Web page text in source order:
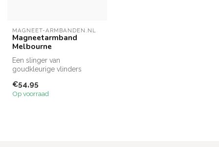
MAGNEET-ARMBANDEN.NL
Magneetarmband
Melbourne
Een slinger van
goudkleurige vlinders
Melbourne is een speelse ...
€54,95
Op voorraad